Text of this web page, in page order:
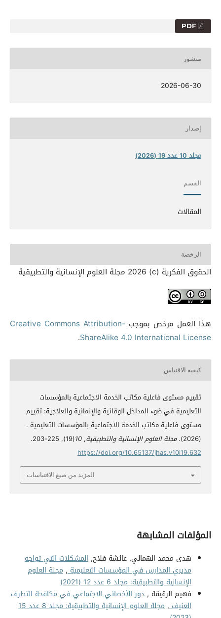
PDF
منشور
2026-06-30
إصدار
مجلد 10 عدد 19 (2026)
القسم
المقالات
الرخصة
الحقوق الفكرية (c) 2026 مجلة العلوم الإنسانية والتطبيقية
هذا العمل مرخص بموجب Creative Commons Attribution-
ShareAlike 4.0 International License
.
كيفية الاقتباس
تقييم مستوى فاعلية مكاتب الخدمة الاجتماعية بالمؤسسات
التعليمية في ضوء المداخل الوقائية والإنمائية والعلاجية: تقييم
مستوى فاعلية مكاتب الخدمة الاجتماعية بالمؤسسات التعليمية .
(2026).
مجلة العلوم الإنسانية والتطبيقية,
10
(19), 225-203.
https://doi.org/10.65137/jhas.v10i19.632
المزيد من صيغ الاقتباسات
المؤلفات المشابهة
هدى محمد الهمالي, عائشة فلاح, المشكلات التي تواجه
مديري المدارس في المؤسسات التعليمية, مجلة العلوم
الإنسانية والتطبيقية: مجلد 6 عدد 12 (2021)
فهيم الرقيقة , دور الأخصائي الاجتماعي في مكافحة التطرف
العنيف,
مجلة العلوم الإنسانية والتطبيقية: مجلد 8 عدد 15